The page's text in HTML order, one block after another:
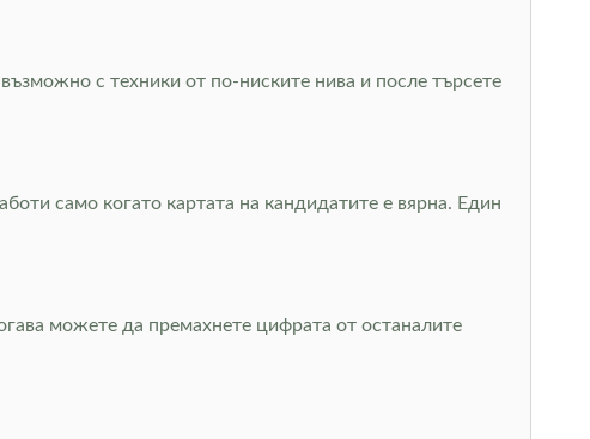
с техники от по-ниските нива и после търсете
само когато картата на кандидатите е вярна. Един
можете да премахнете цифрата от останалите